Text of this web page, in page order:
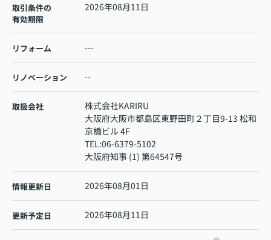
取引条件の
有効期限
2026年08月11日
リフォーム ---
リノベーション --
取扱会社
株式会社KARIRU
大阪府大阪市都島区東野田町２丁目9-13 松和
京橋ビル 4F
TEL:06-6379-5102
大阪府知事 (1) 第64547号
情報更新日 2026年08月01日
更新予定日 2026年08月11日